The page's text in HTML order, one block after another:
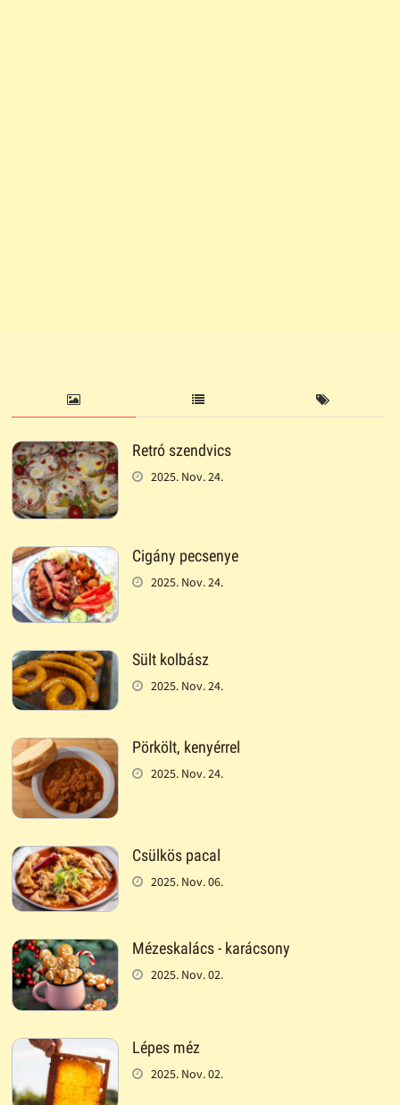
Retró szendvics
2025. Nov. 24.
Cigány pecsenye
2025. Nov. 24.
Sült kolbász
2025. Nov. 24.
Pörkölt, kenyérrel
2025. Nov. 24.
Csülkös pacal
2025. Nov. 06.
Mézeskalács - karácsony
2025. Nov. 02.
Lépes méz
2025. Nov. 02.